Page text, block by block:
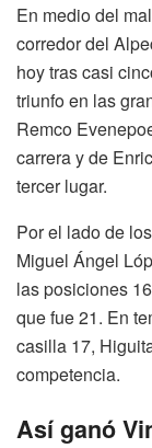
En medio del
corredor del
hoy tras casi
triunfo en las
Remco
carrera y de
tercer lugar.
Por el lado de
Miguel Ángel
las posiciones
que fue 21. En
casilla 17,
competencia.
Así ganó